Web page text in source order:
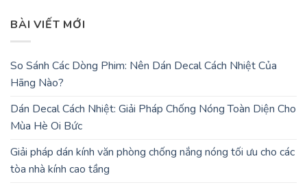
BÀI VIẾT MỚI
So Sánh Các Dòng Phim: Nên Dán Decal Cách Nhiệt Của
Hãng Nào?
Dán Decal Cách Nhiệt: Giải Pháp Chống Nóng Toàn Diện Cho
Mùa Hè Oi Bức
Giải pháp dán kính văn phòng chống nắng nóng tối ưu cho các
tòa nhà kính cao tầng